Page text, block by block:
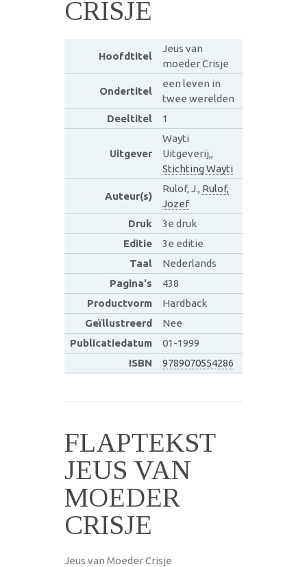
CRISJE
Hoofdtitel
Jeus van
moeder Crisje
Ondertitel
een leven in
twee werelden
Deeltitel
1
Uitgever
Wayti
Uitgeverij,,
Stichting Wayti
Auteur(s)
Rulof, J., Rulof,
Jozef
Druk
3e druk
Editie
3e editie
Taal
Nederlands
Pagina's
438
Productvorm
Hardback
Geïllustreerd
Nee
Publicatiedatum
01-1999
ISBN
9789070554286
FLAPTEKST
JEUS VAN
MOEDER
CRISJE
Jeus van Moeder Crisje